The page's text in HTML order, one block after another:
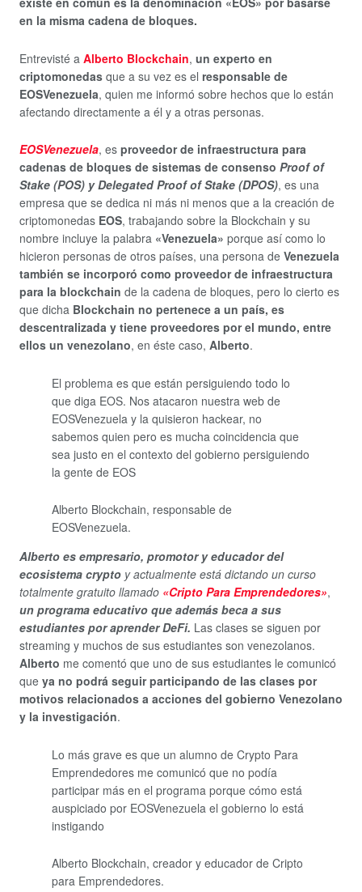
en la misma cadena de bloques.
Entrevisté a Alberto Blockchain, un experto en
criptomonedas que a su vez es el responsable de
EOSVenezuela, quien me informó sobre hechos que lo están
afectando directamente a él y a otras personas.
EOSVenezuela, es proveedor de infraestructura para
cadenas de bloques de sistemas de consenso Proof of
Stake (POS) y Delegated Proof of Stake (DPOS), es una
empresa que se dedica ni más ni menos que a la creación de
criptomonedas EOS, trabajando sobre la Blockchain y su
nombre incluye la palabra «Venezuela» porque así como lo
hicieron personas de otros países, una persona de Venezuela
también se incorporó como proveedor de infraestructura
para la blockchain de la cadena de bloques, pero lo cierto es
que dicha Blockchain no pertenece a un país, es
descentralizada y tiene proveedores por el mundo, entre
ellos un venezolano, en éste caso, Alberto.
El problema es que están persiguiendo todo lo
que diga EOS. Nos atacaron nuestra web de
EOSVenezuela y la quisieron hackear, no
sabemos quien pero es mucha coincidencia que
sea justo en el contexto del gobierno persiguiendo
la gente de EOS
Alberto Blockchain, responsable de
EOSVenezuela.
Alberto es empresario, promotor y educador del
ecosistema crypto y actualmente está dictando un curso
totalmente gratuito llamado «Cripto Para Emprendedores»,
un programa educativo que además beca a sus
estudiantes por aprender DeFi. Las clases se siguen por
streaming y muchos de sus estudiantes son venezolanos.
Alberto me comentó que uno de sus estudiantes le comunicó
que ya no podrá seguir participando de las clases por
motivos relacionados a acciones del gobierno Venezolano
y la investigación.
Lo más grave es que un alumno de Crypto Para
Emprendedores me comunicó que no podía
participar más en el programa porque cómo está
auspiciado por EOSVenezuela el gobierno lo está
instigando
Alberto Blockchain, creador y educador de Cripto
para Emprendedores.